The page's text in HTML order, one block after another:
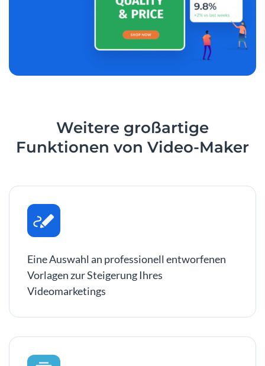
Weitere großartige
Funktionen von Video-Maker
Eine Auswahl an professionell entworfenen
Vorlagen zur Steigerung Ihres
Videomarketings